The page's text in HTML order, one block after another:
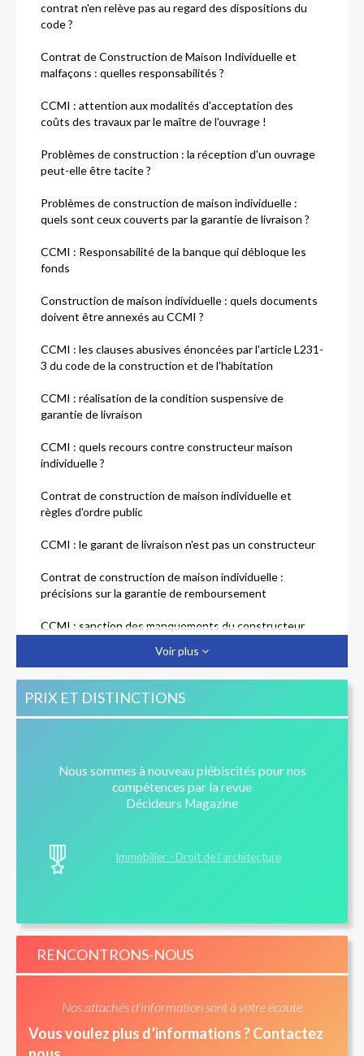
contrat n'en relève pas au regard des dispositions du
code ?
Contrat de Construction de Maison Individuelle et
malfaçons : quelles responsabilités ?
CCMI : attention aux modalités d'acceptation des
coûts des travaux par le maître de l'ouvrage !
Problèmes de construction : la réception d'un ouvrage
peut-elle être tacite ?
Problèmes de construction de maison individuelle :
quels sont ceux couverts par la garantie de livraison ?
CCMI : Responsabilité de la banque qui débloque les
fonds
Construction de maison individuelle : quels documents
doivent être annexés au CCMI ?
CCMI : les clauses abusives énoncées par l'article L231-
3 du code de la construction et de l'habitation
CCMI : réalisation de la condition suspensive de
garantie de livraison
CCMI : quels recours contre constructeur maison
individuelle ?
Contrat de construction de maison individuelle et
règles d'ordre public
CCMI : le garant de livraison n'est pas un constructeur
Contrat de construction de maison individuelle :
précisions sur la garantie de remboursement
CCMI : sanction des manquements du constructeur
Construction de maison individuelle : les assurances
Contrat de construction de maison individuelle :
responsabilité du banquier et garantie de livraison
: est-il trop tard pour se rétracter ?
Voir plus
PRIX ET DISTINCTIONS
Nous sommes à nouveau plébiscités pour nos
compétences par la revue
Décideurs Magazine
Immobilier - Droit de l’architecture
RENCONTRONS-NOUS
Nos attachés d'information sont à votre écoute
Vous voulez plus d’informations ? Contactez